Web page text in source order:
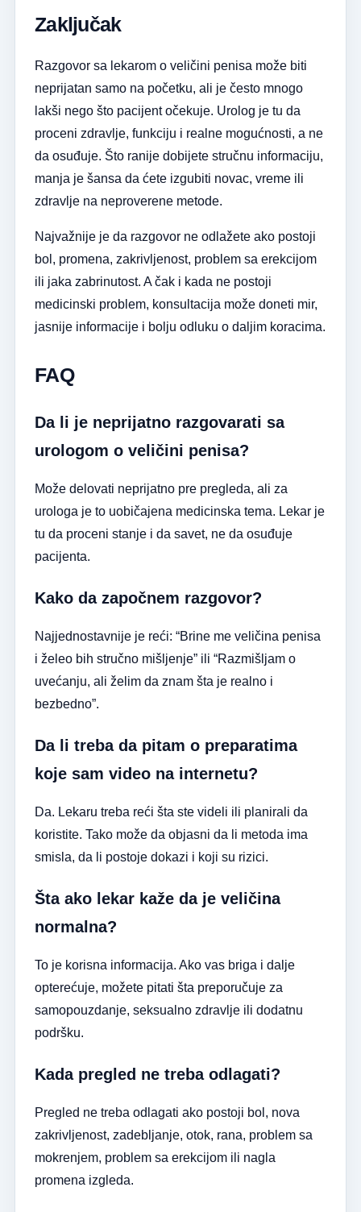
Zaključak
Razgovor sa lekarom o veličini penisa može biti
neprijatan samo na početku, ali je često mnogo
lakši nego što pacijent očekuje. Urolog je tu da
proceni zdravlje, funkciju i realne mogućnosti, a ne
da osuđuje. Što ranije dobijete stručnu informaciju,
manja je šansa da ćete izgubiti novac, vreme ili
zdravlje na neproverene metode.
Najvažnije je da razgovor ne odlažete ako postoji
bol, promena, zakrivljenost, problem sa erekcijom
ili jaka zabrinutost. A čak i kada ne postoji
medicinski problem, konsultacija može doneti mir,
jasnije informacije i bolju odluku o daljim koracima.
FAQ
Da li je neprijatno razgovarati sa
urologom o veličini penisa?
Može delovati neprijatno pre pregleda, ali za
urologa je to uobičajena medicinska tema. Lekar je
tu da proceni stanje i da savet, ne da osuđuje
pacijenta.
Kako da započnem razgovor?
Najjednostavnije je reći: “Brine me veličina penisa
i želeo bih stručno mišljenje” ili “Razmišljam o
uvećanju, ali želim da znam šta je realno i
bezbedno”.
Da li treba da pitam o preparatima
koje sam video na internetu?
Da. Lekaru treba reći šta ste videli ili planirali da
koristite. Tako može da objasni da li metoda ima
smisla, da li postoje dokazi i koji su rizici.
Šta ako lekar kaže da je veličina
normalna?
To je korisna informacija. Ako vas briga i dalje
opterećuje, možete pitati šta preporučuje za
samopouzdanje, seksualno zdravlje ili dodatnu
podršku.
Kada pregled ne treba odlagati?
Pregled ne treba odlagati ako postoji bol, nova
zakrivljenost, zadebljanje, otok, rana, problem sa
mokrenjem, problem sa erekcijom ili nagla
promena izgleda.